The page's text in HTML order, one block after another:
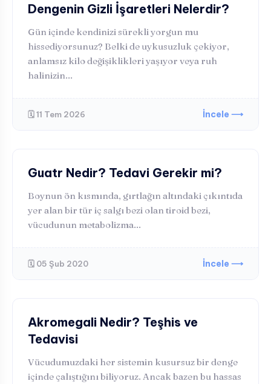
Dengenin Gizli İşaretleri Nelerdir?
Gün içinde kendinizi sürekli yorgun mu
hissediyorsunuz? Belki de uykusuzluk çekiyor,
anlamsız kilo değişiklikleri yaşıyor veya ruh
halinizin...
🗓️ 11 Tem 2026 İncele ⟶
HORMONAL BOZUKLUKLAR
Guatr Nedir? Tedavi Gerekir mi?
Boynun ön kısmında, gırtlağın altındaki çıkıntıda
yer alan bir tür iç salgı bezi olan tiroid bezi,
vücudunun metabolizma...
🗓️ 05 Şub 2020 İncele ⟶
HORMONAL BOZUKLUKLAR
Akromegali Nedir? Teşhis ve
Tedavisi
Vücudumuzdaki her sistemin kusursuz bir denge
içinde çalıştığını biliyoruz. Ancak bazen bu hassas